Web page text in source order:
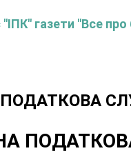
газети "Все про